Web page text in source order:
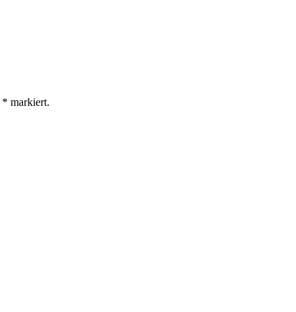
* markiert.